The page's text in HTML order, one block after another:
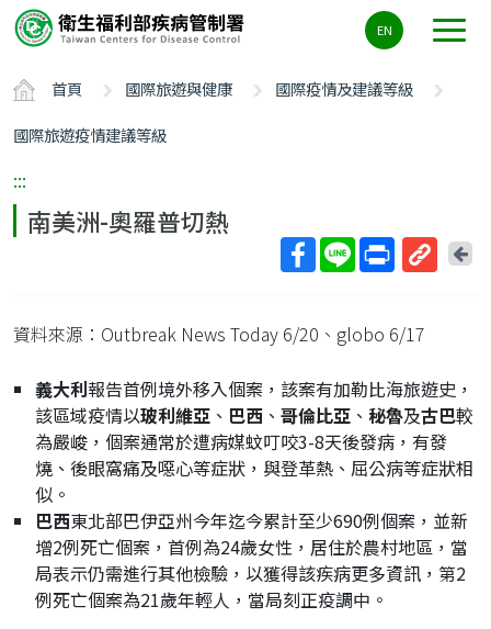
要
容
ALT+C
EN
首頁 國際旅遊與健康
國際疫情及建議等級
國際旅遊疫情建議等級
:::
南美洲-奧羅普切熱
短
址
回
資料來源：Outbreak News Today 6/20、globo 6/17
義大利報告首例境外移入個案，該案有加勒比海旅遊史，
該區域疫情以玻利維亞 、 巴西 、 哥倫比亞 、 秘魯及古巴較
為嚴峻，個案通常於遭病媒蚊叮咬3-8天後發病，有發
燒、後眼窩痛及噁心等症狀，與登革熱、屈公病等症狀相
似。
巴西東北部巴伊亞州今年迄今累計至少690例個案，並新
增2例死亡個案，首例為24歲女性，居住於農村地區，當
局表示仍需進行其他檢驗，以獲得該疾病更多資訊，第2
例死亡個案為21歲年輕人，當局刻正疫調中。